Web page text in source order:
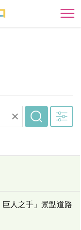
開
巨人之手」景點道路